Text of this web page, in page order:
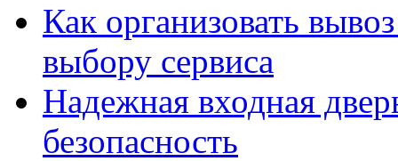
Как организовать
выбору сервиса
Надежная входная
безопасность